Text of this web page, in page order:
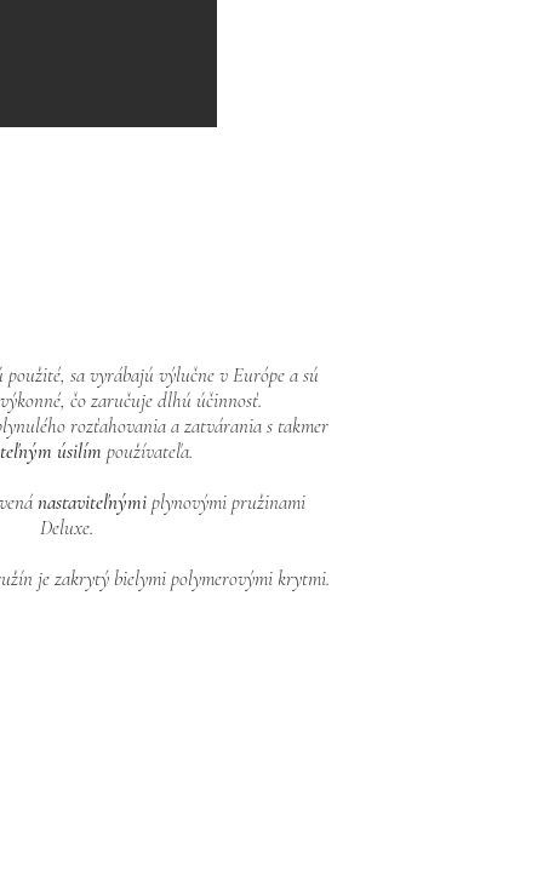
použité, sa vyrábajú výlučne v Európe a sú
čo zaručuje dlhú účinnosť.
rozťahovania a zatvárania s takmer
úsilím používateľa.
nastaviteľnýmiplynovými pružinami
Deluxe.
je zakrytý bielymi polymerovými krytmi.